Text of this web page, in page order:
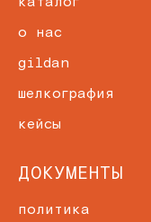
о нас
gildan
шелкография
кейсы
ДОКУМЕНТЫ
политика